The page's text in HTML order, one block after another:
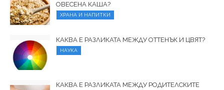
ОВЕСЕНА КАША?
ХРАНА И НАПИТКИ
КАКВА Е РАЗЛИКАТА МЕЖДУ ОТТЕНЪК И ЦВЯТ?
НАУКА
КАКВА Е РАЗЛИКАТА МЕЖДУ РОДИТЕЛСКИТЕ